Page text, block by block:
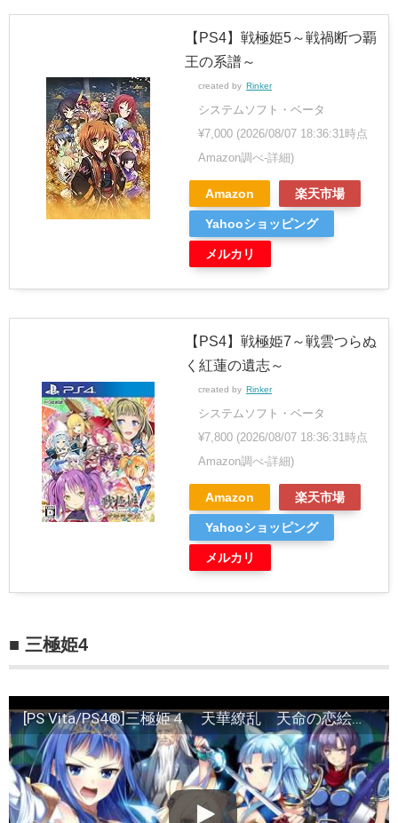
【PS4】戦極姫5～戦禍断つ覇
王の系譜～
created by Rinker
システムソフト・ベータ
¥7,000 (2026/08/07 18:36:31時点
Amazon調べ-詳細)
Amazon 楽天市場
Yahooショッピング
メルカリ
【PS4】戦極姫7～戦雲つらぬ
く紅蓮の遺志～
created by Rinker
システムソフト・ベータ
¥7,800 (2026/08/07 18:36:31時点
Amazon調べ-詳細)
Amazon 楽天市場
Yahooショッピング
メルカリ
■ 三極姫4
[PS Vita/PS4®]三極姫４ 天華繚乱 天命の恋絵巻 オープニングムービー